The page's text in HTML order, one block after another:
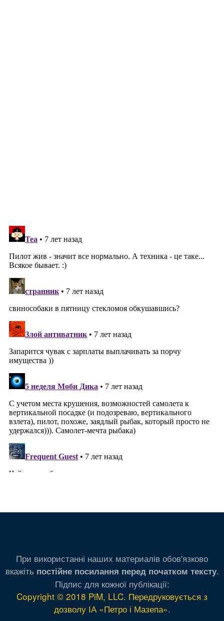
При використанні наших материалів обов'язково
вкажіть постійне посилання перед початком тексту.
Підпис для кожної публікації:
Copyright © 2018 PiM, LLC. Передруковується з
дозволу ІА «Петро і Мазепа».